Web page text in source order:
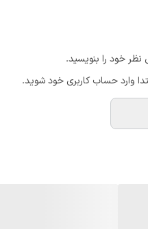
مناسب برای موهای حساس و
روغن مورینگا (تقویت ریشه و
سفید: رنگدانه‌های قوی برای
خود را بنویسید.
وارد حساب کاربری خود شوید.